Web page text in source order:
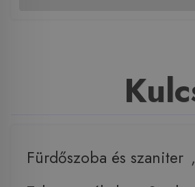
Fürdőszoba és szaniter ,